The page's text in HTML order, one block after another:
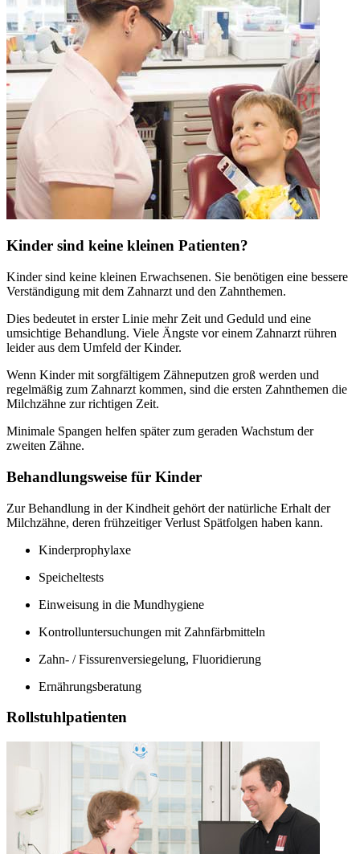
Kinder sind keine kleinen Patienten?
Kinder sind keine kleinen Erwachsenen. Sie benötigen eine bessere
Verständigung mit dem Zahnarzt und den Zahnthemen.
Dies bedeutet in erster Linie mehr Zeit und Geduld und eine
umsichtige Behandlung. Viele Ängste vor einem Zahnarzt rühren
leider aus dem Umfeld der Kinder.
Wenn Kinder mit sorgfältigem Zähneputzen groß werden und
regelmäßig zum Zahnarzt kommen, sind die ersten Zahnthemen die
Milchzähne zur richtigen Zeit.
Minimale Spangen helfen später zum geraden Wachstum der
zweiten Zähne.
Behandlungsweise für Kinder
Zur Behandlung in der Kindheit gehört der natürliche Erhalt der
Milchzähne, deren frühzeitiger Verlust Spätfolgen haben kann.
Kinderprophylaxe
Speicheltests
Einweisung in die Mundhygiene
Kontrolluntersuchungen mit Zahnfärbmitteln
Zahn- / Fissurenversiegelung, Fluoridierung
Ernährungsberatung
Rollstuhlpatienten